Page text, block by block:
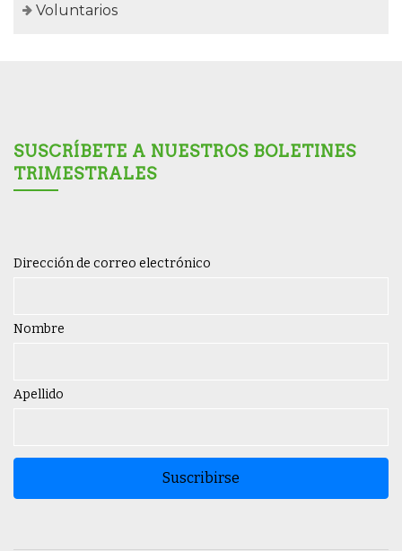
Voluntarios
SUSCRÍBETE A NUESTROS BOLETINES
TRIMESTRALES
Dirección de correo electrónico
Nombre
Apellido
Suscribirse